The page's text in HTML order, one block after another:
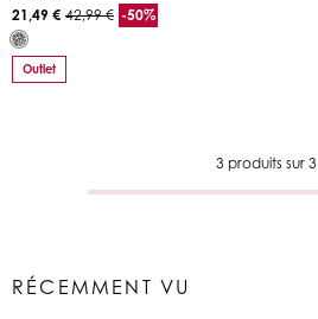
21,49 € 42,99 € -50%
Outlet
3 produits sur 3
RÉCEMMENT VU